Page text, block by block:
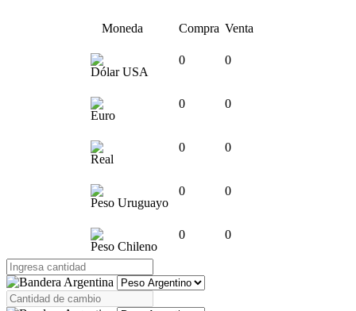
Moneda Compra Venta
Dólar USA
0 0
Euro
0 0
Real
0 0
Peso Uruguayo
0 0
Peso Chileno
0 0